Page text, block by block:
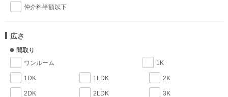
仲介料半額以下
広さ
間取り
ワンルーム 1K
1DK 1LDK 2K
2DK 2LDK 3K